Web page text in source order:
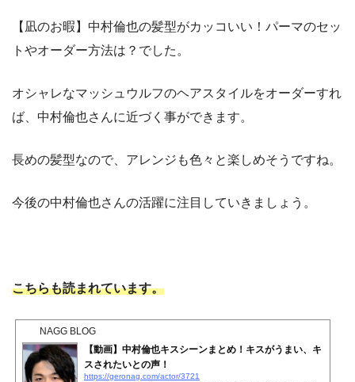
【凪のお暇】中村倫也の髪型がカッコいい！パーマのセッ
トやオーダー方法は？でした。
オシャレなマッシュウルフのヘアスタイルをオーダーすれ
ば、中村倫也さんに近づく事ができます。
長めの髪型なので、アレンジも色々と楽しめそうですね。
今後の中村倫也さんの活躍に注目していきましょう。
こちらも読まれています。
NAGG BLOG
【動画】中村倫也キスシーンまとめ！キスがうまい、キ
スされたいとの声！
https://geronag.com/actor/3721